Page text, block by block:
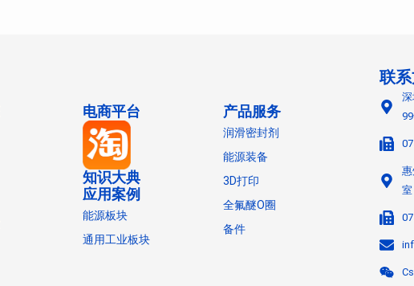
电商平台
知识大典
应用案例
能源板块
通用工业板块
产品服务
润滑密封剂
能源装备
3D打印
全氟醚O圈
备件
联系
室